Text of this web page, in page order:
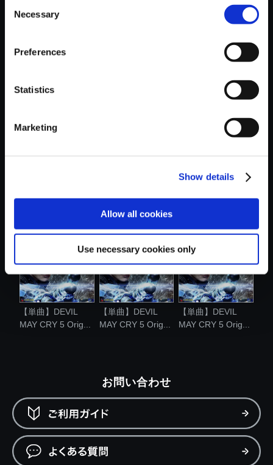
Selection
Necessary
Preferences
Statistics
Marketing
Show details
Allow all cookies
Use necessary cookies only
おすすめ商品
【単曲】DEVIL
MAY CRY 5 Orig...
【単曲】DEVIL
MAY CRY 5 Orig...
【単曲】DEVIL
MAY CRY 5 Orig...
お問い合わせ